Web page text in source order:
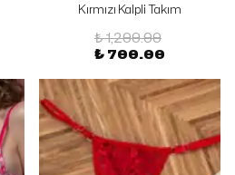
Kırmızı Kalpli Takım
₺ 1,200.00
₺ 700.00